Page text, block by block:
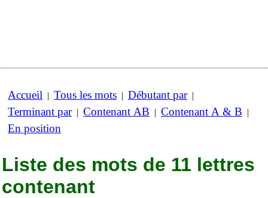
Accueil | Tous les mots | Débutant par|
Terminant par| Contenant AB | Contenant A & B |
En position
Liste des mots de 11 lettres
contenant